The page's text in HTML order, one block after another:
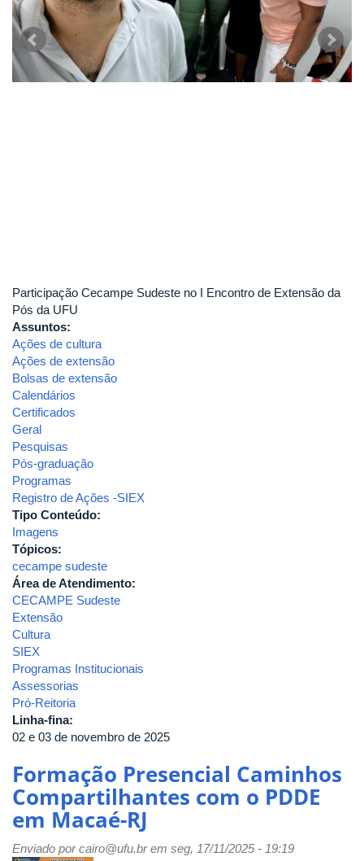
Participação Cecampe Sudeste no I Encontro de Extensão da
Pós da UFU
Assuntos:
Ações de cultura
Ações de extensão
Bolsas de extensão
Calendários
Certificados
Geral
Pesquisas
Pós-graduação
Programas
Registro de Ações -SIEX
Tipo Conteúdo:
Imagens
Tópicos:
cecampe sudeste
Área de Atendimento:
CECAMPE Sudeste
Extensão
Cultura
SIEX
Programas Institucionais
Assessorias
Pró-Reitoria
Linha-fina:
02 e 03 de novembro de 2025
Formação Presencial Caminhos
Compartilhantes com o PDDE
em Macaé-RJ
Enviado porcairo@ufu.brem seg, 17/11/2025 - 19:19